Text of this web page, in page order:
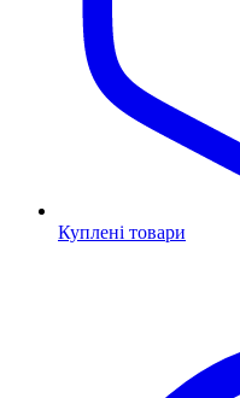
Куплені товари